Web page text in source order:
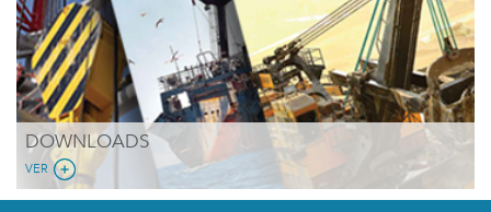
DOWNLOADS
VER